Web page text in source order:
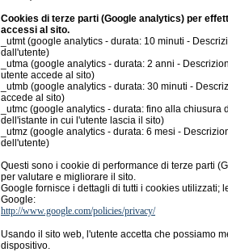
Cookies di terze parti (Google analytics) per
accessi al sito.
_utmt (google analytics - durata: 10 minuti -
dall'utente)
_utma (google analytics - durata: 2 anni -
utente accede al sito)
_utmb (google analytics - durata: 30 minuti -
accede al sito)
_utmc (google analytics - durata: fino alla
dell'istante in cui l'utente lascia il sito)
_utmz (google analytics - durata: 6 mesi -
dell'utente)
Questi sono i cookie di performance di terze parti
per valutare e migliorare il sito.
Google fornisce i dettagli di tutti i cookies utilizzati;
Google:
http://www.google.com/policies/privacy/
Usando il sito web, l'utente accetta che possiamo
dispositivo.